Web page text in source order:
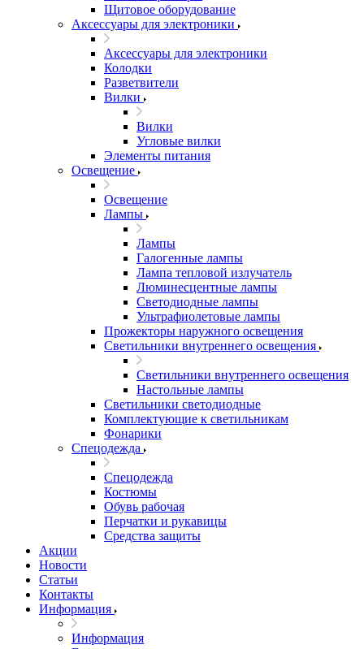
Щитовое оборудование
Аксессуары для электроники
Аксессуары для электроники
Колодки
Разветвители
Вилки
Вилки
Угловые вилки
Элементы питания
Освещение
Освещение
Лампы
Лампы
Галогенные лампы
Лампа тепловой излучатель
Люминесцентные лампы
Светодиодные лампы
Ультрафиолетовые лампы
Прожекторы наружного освещения
Светильники внутреннего освещения
Светильники внутреннего освещения
Настольные лампы
Светильники светодиодные
Комплектующие к светильникам
Фонарики
Спецодежда
Спецодежда
Костюмы
Обувь рабочая
Перчатки и рукавицы
Средства защиты
Акции
Новости
Статьи
Контакты
Информация
Информация